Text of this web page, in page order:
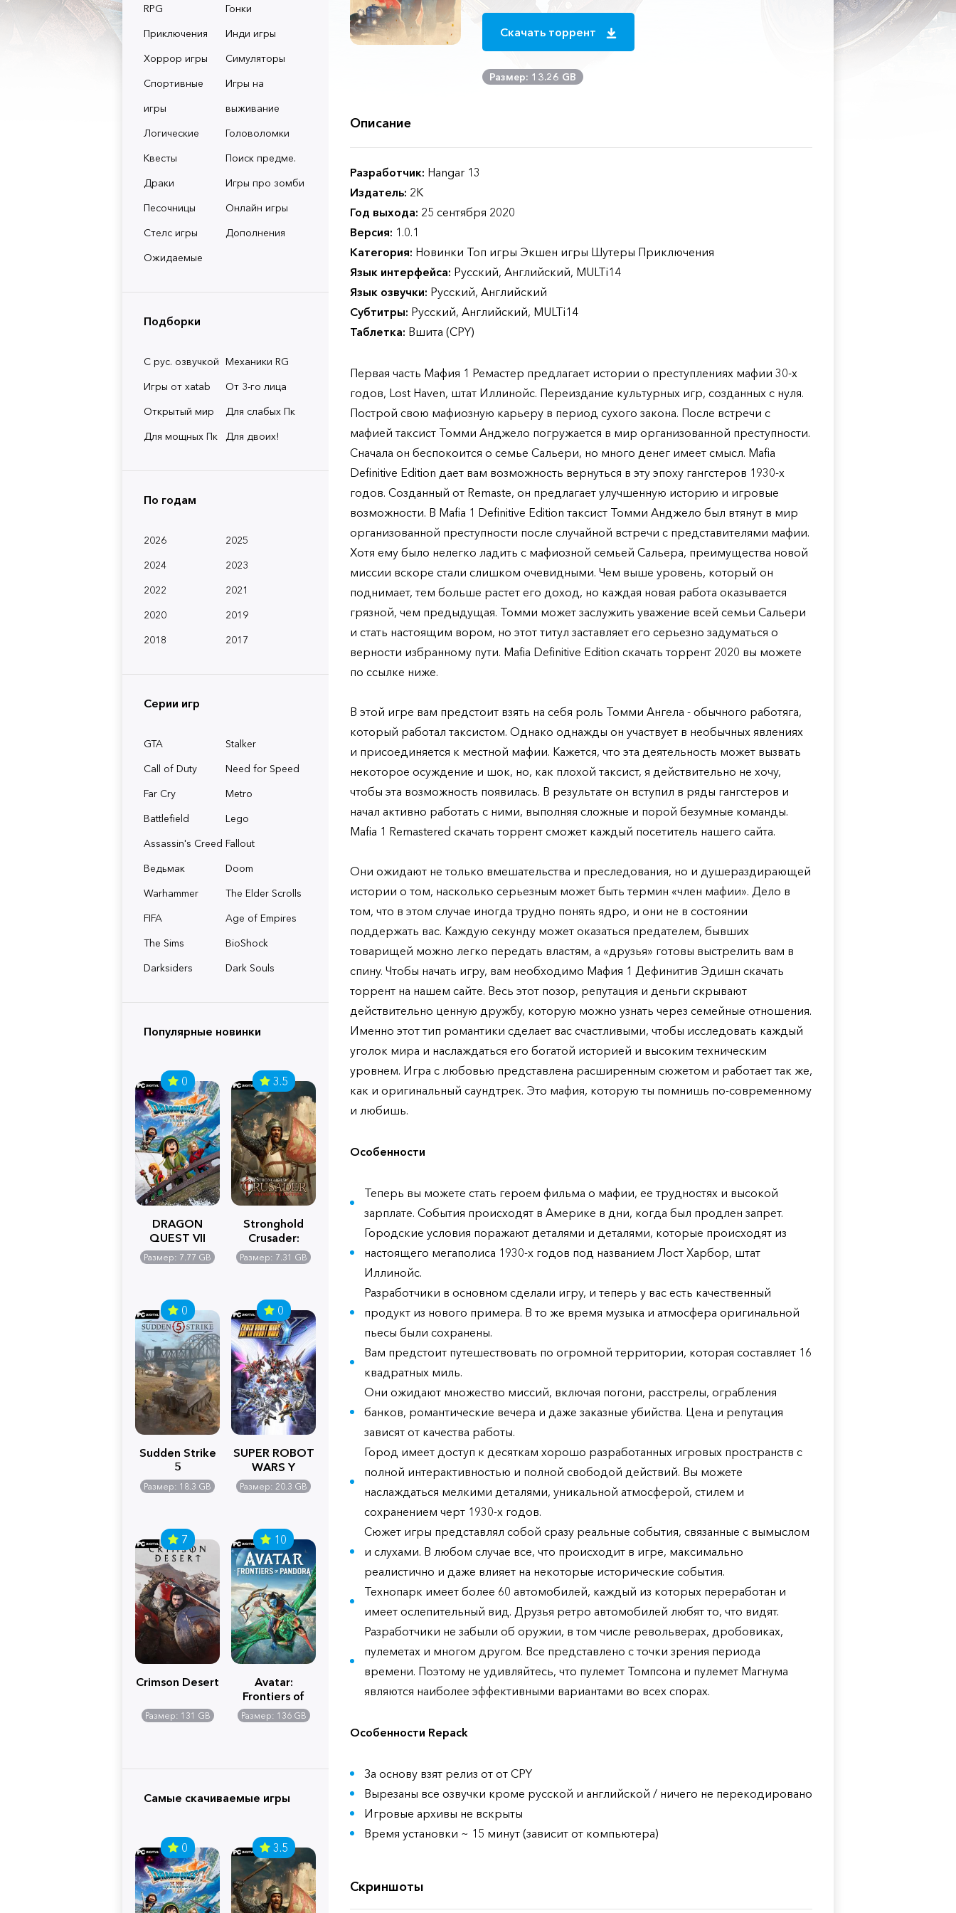
RPG
Гонки
Приключения
Инди игры
Хоррор игры
Симуляторы
Спортивные
игры
Игры на
выживание
Логические
Головоломки
Квесты
Поиск предме.
Драки
Игры про зомби
Песочницы
Онлайн игры
Стелс игры
Дополнения
Ожидаемые
Подборки
С рус. озвучкой Механики RG
Игры от xatab
От 3-го лица
Открытый мир
Для слабых Пк
Для мощных Пк
Для двоих!
По годам
2026
2025
2024
2023
2022
2021
2020
2019
2018
2017
Серии игр
GTA
Stalker
Call of Duty
Need for Speed
Far Cry
Metro
Battlefield
Lego
Assassin's Creed Fallout
Ведьмак
Doom
Warhammer
The Elder Scrolls
FIFA
Age of Empires
The Sims
BioShock
Darksiders
Dark Souls
Популярные новинки
0
DRAGON
QUEST VII
Reimagined
Размер: 7.77 GB
3.5
Stronghold
Crusader:
Definitive
Edition
Размер: 7.31 GB
0
Sudden Strike
5
Размер: 18.3 GB
0
SUPER ROBOT
WARS Y
Размер: 20.3 GB
7
Crimson Desert
Размер: 131 GB
10
Avatar:
Frontiers of
Pandora
Размер: 136 GB
Самые скачиваемые игры
0 3.5
Скачать торрент
Размер: 13.26 GB
Описание
Разработчик: Hangar 13
Издатель: 2K
Год выхода: 25 сентября 2020
Версия: 1.0.1
Категория: Новинки Топ игры Экшен игры Шутеры Приключения
Язык интерфейса: Русский, Английский, MULTi14
Язык озвучки: Русский, Английский
Субтитры: Русский, Английский, MULTi14
Таблетка: Вшита (CPY)
Первая часть Мафия 1 Ремастер предлагает истории о преступлениях мафии 30-х
годов, Lost Haven, штат Иллинойс. Переиздание культурных игр, созданных с нуля.
Построй свою мафиозную карьеру в период сухого закона. После встречи с
мафией таксист Томми Анджело погружается в мир организованной преступности.
Сначала он беспокоится о семье Сальери, но много денег имеет смысл. Mafia
Definitive Edition дает вам возможность вернуться в эту эпоху гангстеров 1930-х
годов. Созданный от Remaste, он предлагает улучшенную историю и игровые
возможности. В Mafia 1 Definitive Edition таксист Томми Анджело был втянут в мир
организованной преступности после случайной встречи с представителями мафии.
Хотя ему было нелегко ладить с мафиозной семьей Сальера, преимущества новой
миссии вскоре стали слишком очевидными. Чем выше уровень, который он
поднимает, тем больше растет его доход, но каждая новая работа оказывается
грязной, чем предыдущая. Томми может заслужить уважение всей семьи Сальери
и стать настоящим вором, но этот титул заставляет его серьезно задуматься о
верности избранному пути. Mafia Definitive Edition скачать торрент 2020 вы можете
по ссылке ниже.
В этой игре вам предстоит взять на себя роль Томми Ангела - обычного работяга,
который работал таксистом. Однако однажды он участвует в необычных явлениях
и присоединяется к местной мафии. Кажется, что эта деятельность может вызвать
некоторое осуждение и шок, но, как плохой таксист, я действительно не хочу,
чтобы эта возможность появилась. В результате он вступил в ряды гангстеров и
начал активно работать с ними, выполняя сложные и порой безумные команды.
Mafia 1 Remastered скачать торрент сможет каждый посетитель нашего сайта.
Они ожидают не только вмешательства и преследования, но и душераздирающей
истории о том, насколько серьезным может быть термин «член мафии». Дело в
том, что в этом случае иногда трудно понять ядро, и они не в состоянии
поддержать вас. Каждую секунду может оказаться предателем, бывших
товарищей можно легко передать властям, а «друзья» готовы выстрелить вам в
спину. Чтобы начать игру, вам необходимо Мафия 1 Дефинитив Эдишн скачать
торрент на нашем сайте. Весь этот позор, репутация и деньги скрывают
действительно ценную дружбу, которую можно узнать через семейные отношения.
Именно этот тип романтики сделает вас счастливыми, чтобы исследовать каждый
уголок мира и наслаждаться его богатой историей и высоким техническим
уровнем. Игра с любовью представлена ​​расширенным сюжетом и работает так же,
как и оригинальный саундтрек. Это мафия, которую ты помнишь по-современному
и любишь.
Особенности
Теперь вы можете стать героем фильма о мафии, ее трудностях и высокой
зарплате. События происходят в Америке в дни, когда был продлен запрет.
Городские условия поражают деталями и деталями, которые происходят из
настоящего мегаполиса 1930-х годов под названием Лост Харбор, штат
Иллинойс.
Разработчики в основном сделали игру, и теперь у вас есть качественный
продукт из нового примера. В то же время музыка и атмосфера оригинальной
пьесы были сохранены.
Вам предстоит путешествовать по огромной территории, которая составляет 16
квадратных миль.
Они ожидают множество миссий, включая погони, расстрелы, ограбления
банков, романтические вечера и даже заказные убийства. Цена и репутация
зависят от качества работы.
Город имеет доступ к десяткам хорошо разработанных игровых пространств с
полной интерактивностью и полной свободой действий. Вы можете
наслаждаться мелкими деталями, уникальной атмосферой, стилем и
сохранением черт 1930-х годов.
Сюжет игры представлял собой сразу реальные события, связанные с вымыслом
и слухами. В любом случае все, что происходит в игре, максимально
реалистично и даже влияет на некоторые исторические события.
Технопарк имеет более 60 автомобилей, каждый из которых переработан и
имеет ослепительный вид. Друзья ретро автомобилей любят то, что видят.
Разработчики не забыли об оружии, в том числе револьверах, дробовиках,
пулеметах и ​​многом другом. Все представлено с точки зрения периода
времени. Поэтому не удивляйтесь, что пулемет Томпсона и пулемет Магнума
являются наиболее эффективными вариантами во всех спорах.
Особенности Repack
За основу взят релиз от от CPY
Вырезаны все озвучки кроме русской и английской / ничего не перекодировано
Игровые архивы не вскрыты
Время установки ~ 15 минут (зависит от компьютера)
Скриншоты